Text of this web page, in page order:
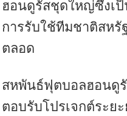
ฮอนดูรัสชุดใหญ่ซึ่งเ
การรับใช้ทีมชาติสหรั
ตลอด
สหพันธ์ฟุตบอลฮอนดูรั
ตอบรับโปรเจกต์ระย